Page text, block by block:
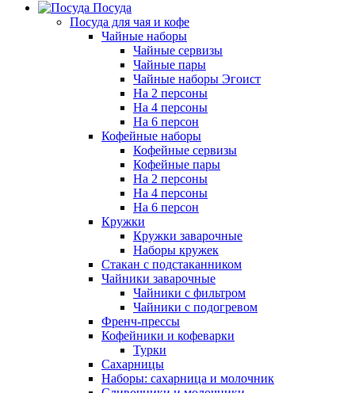
Посуда
Посуда для чая и кофе
Чайные наборы
Чайные сервизы
Чайные пары
Чайные наборы Эгоист
На 2 персоны
На 4 персоны
На 6 персон
Кофейные наборы
Кофейные сервизы
Кофейные пары
На 2 персоны
На 4 персоны
На 6 персон
Кружки
Кружки заварочные
Наборы кружек
Стакан с подстаканником
Чайники заварочные
Чайники с фильтром
Чайники с подогревом
Френч-прессы
Кофейники и кофеварки
Турки
Сахарницы
Наборы: сахарница и молочник